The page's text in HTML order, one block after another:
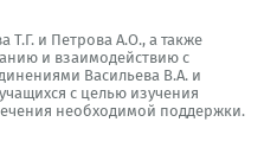
и Петрова А.О., а также
и взаимодействию с
Васильева В.А. и
с целью изучения
необходимой поддержки.